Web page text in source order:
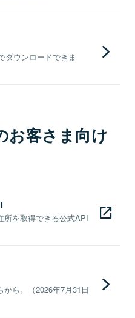
ダウンロードできま
お客さま向け
所を取得できる公式API
ら。（2026年7月31日